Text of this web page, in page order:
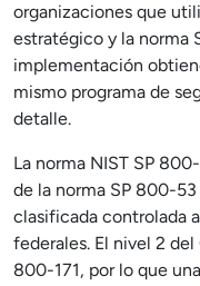
organizaciones que
estratégico y la norma
implementación
mismo programa de
detalle.
La norma NIST SP
de la norma SP 800-
clasificada controlada
federales. El nivel 2
800-171, por lo que